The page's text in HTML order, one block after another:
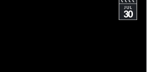
JUL
30